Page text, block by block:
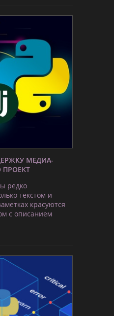
МЕДИА-
ПРОЕКТ
редко
текстом и
красуются
с описанием